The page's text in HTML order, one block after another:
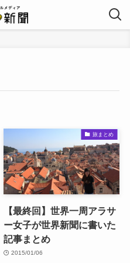
旅まとめ
【最終回】世界一周アラサ
ー女子が世界新聞に書いた
記事まとめ
2015/01/06